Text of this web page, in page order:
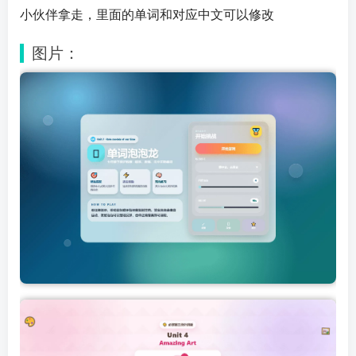
小伙伴拿走，里面的单词和对应中文可以修改
图片：